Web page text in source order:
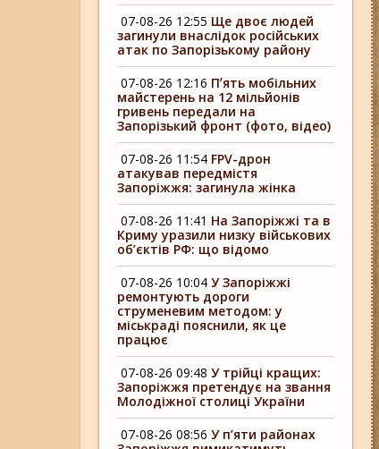
07-08-26 12:55 Ще двоє людей
загинули внаслідок російських
атак по Запорізькому району
07-08-26 12:16 Пʼять мобільних
майстерень на 12 мільйонів
гривень передали на
Запорізький фронт (фото, відео)
07-08-26 11:54 FPV-дрон
атакував передмістя
Запоріжжя: загинула жінка
07-08-26 11:41 На Запоріжжі та в
Криму уразили низку військових
об’єктів РФ: що відомо
07-08-26 10:04 У Запоріжжі
ремонтують дороги
струменевим методом: у
міськраді пояснили, як це
працює
07-08-26 09:48 У трійці кращих:
Запоріжжя претендує на звання
Молодіжної столиці України
07-08-26 08:56 У п’яти районах